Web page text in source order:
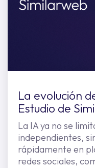
La evolución
Estudio de
La IA ya no se
independientes,
rápidamente en
redes sociales,